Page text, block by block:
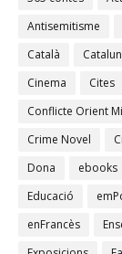
Antisemitisme
Català
Cinema
Cites
Conflicte Orient
Crime Novel
Dona
ebooks
Educació
enFrancès